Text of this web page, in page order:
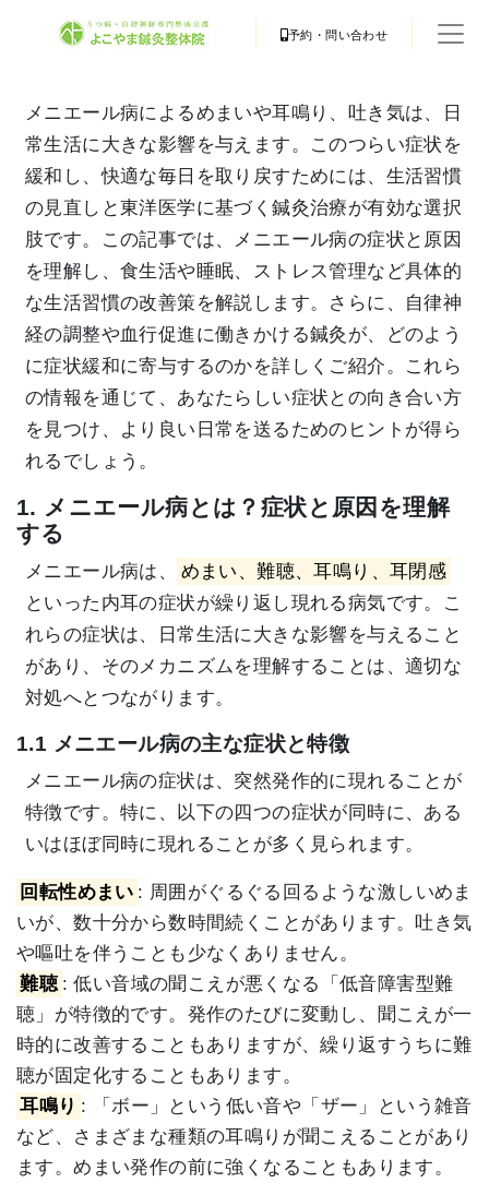
予約・問い合わせ
メニエール病によるめまいや耳鳴り、吐き気は、日
常生活に大きな影響を与えます。このつらい症状を
緩和し、快適な毎日を取り戻すためには、生活習慣
の見直しと東洋医学に基づく鍼灸治療が有効な選択
肢です。この記事では、メニエール病の症状と原因
を理解し、食生活や睡眠、ストレス管理など具体的
な生活習慣の改善策を解説します。さらに、自律神
経の調整や血行促進に働きかける鍼灸が、どのよう
に症状緩和に寄与するのかを詳しくご紹介。これら
の情報を通じて、あなたらしい症状との向き合い方
を見つけ、より良い日常を送るためのヒントが得ら
れるでしょう。
1. メニエール病とは？症状と原因を理解
する
メニエール病は、
めまい、難聴、耳鳴り、耳閉感
といった内耳の症状が繰り返し現れる病気です。こ
れらの症状は、日常生活に大きな影響を与えること
があり、そのメカニズムを理解することは、適切な
対処へとつながります。
1.1 メニエール病の主な症状と特徴
メニエール病の症状は、突然発作的に現れることが
特徴です。特に、以下の四つの症状が同時に、ある
いはほぼ同時に現れることが多く見られます。
回転性めまい : 周囲がぐるぐる回るような激しいめま
いが、数十分から数時間続くことがあります。吐き気
や嘔吐を伴うことも少なくありません。
難聴 : 低い音域の聞こえが悪くなる「低音障害型難
聴」が特徴的です。発作のたびに変動し、聞こえが一
時的に改善することもありますが、繰り返すうちに難
聴が固定化することもあります。
耳鳴り : 「ボー」という低い音や「ザー」という雑音
など、さまざまな種類の耳鳴りが聞こえることがあり
ます。めまい発作の前に強くなることもあります。